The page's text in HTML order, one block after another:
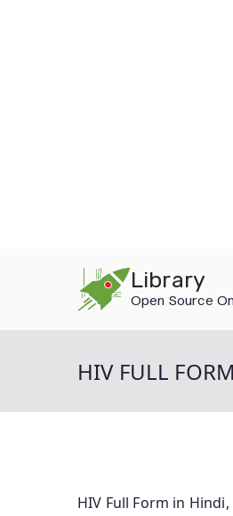
Library
Open Source
HIV FULL
HIV Full Form in Hindi,